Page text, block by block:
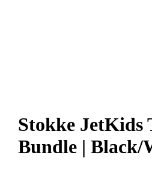
Stokke JetKids
Bundle | Black/